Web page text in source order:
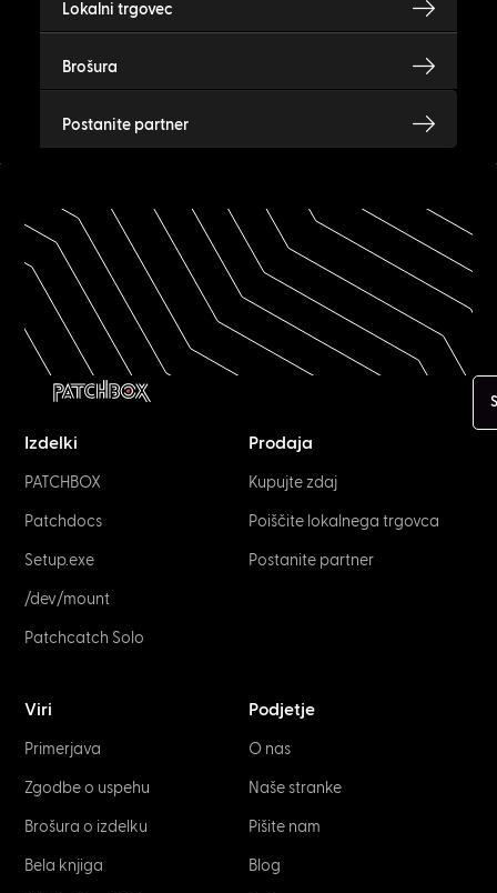
Lokalni trgovec
Brošura
Postanite partner
Izdelki
PATCHBOX
Patchdocs
Setup.exe
/dev/mount
Patchcatch Solo
Prodaja
Kupujte zdaj
Poiščite lokalnega trgovca
Postanite partner
Viri
Primerjava
Zgodbe o uspehu
Brošura o izdelku
Bela knjiga
Podjetje
O nas
Naše stranke
Pišite nam
Blog